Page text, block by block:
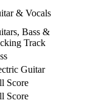
& Vocals
Bass &
Track
Guitar
Score
Score